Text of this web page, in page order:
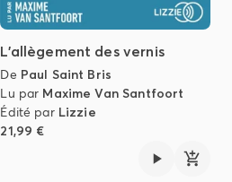
L'allègement des vernis
De Paul Saint Bris
Lu par Maxime Van Santfoort
Édité par Lizzie
21,99 €